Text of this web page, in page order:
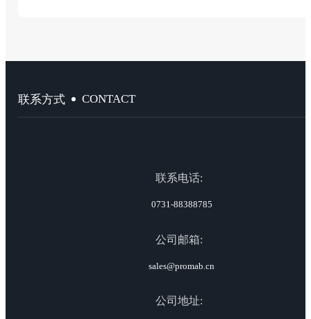
联系方式 CONTACT
联系电话:
0731-88388785
公司邮箱:
sales@promab.cn
公司地址: